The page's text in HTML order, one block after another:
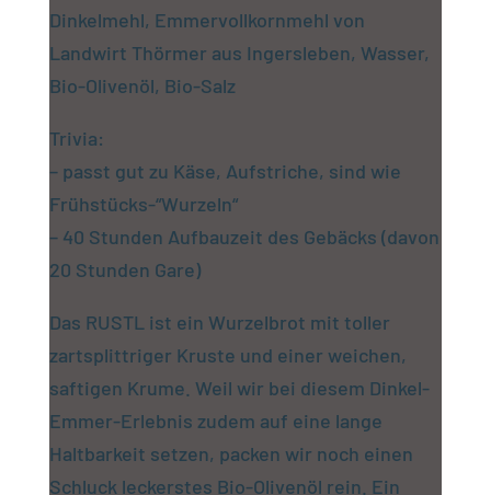
Dinkelmehl, Emmervollkornmehl von
Landwirt Thörmer aus Ingersleben, Wasser,
Bio-Olivenöl, Bio-Salz
Trivia:
– passt gut zu Käse, Aufstriche, sind wie
Frühstücks-“Wurzeln“
– 40 Stunden Aufbauzeit des Gebäcks (davon
20 Stunden Gare)
Das RUSTL ist ein Wurzelbrot mit toller
zartsplittriger Kruste und einer weichen,
saftigen Krume. Weil wir bei diesem Dinkel-
Emmer-Erlebnis zudem auf eine lange
Haltbarkeit setzen, packen wir noch einen
Schluck leckerstes Bio-Olivenöl rein. Ein